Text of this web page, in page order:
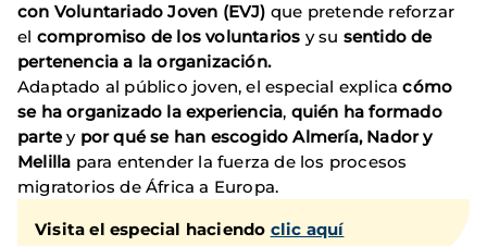
con Voluntariado Joven (EVJ) que pretende reforzar
el compromiso de los voluntarios y su sentido de
pertenencia a la organización.
Adaptado al público joven, el especial explicacómo
se ha organizado la experiencia, quién ha formado
partey por qué se han escogido Almería, Nador y
Melilla para entender la fuerza de los procesos
migratorios de África a Europa.
Visita el especial haciendo clic aquí